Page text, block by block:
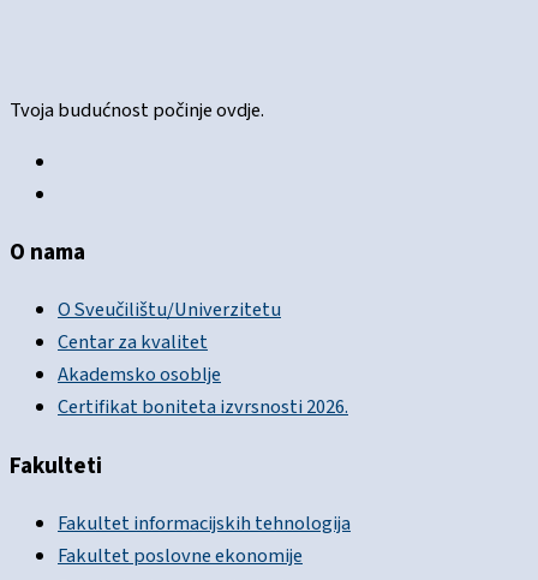
Tvoja budućnost počinje ovdje.
O nama
O Sveučilištu/Univerzitetu
Centar za kvalitet
Akademsko osoblje
Certifikat boniteta izvrsnosti 2026.
Fakulteti
Fakultet informacijskih tehnologija
Fakultet poslovne ekonomije